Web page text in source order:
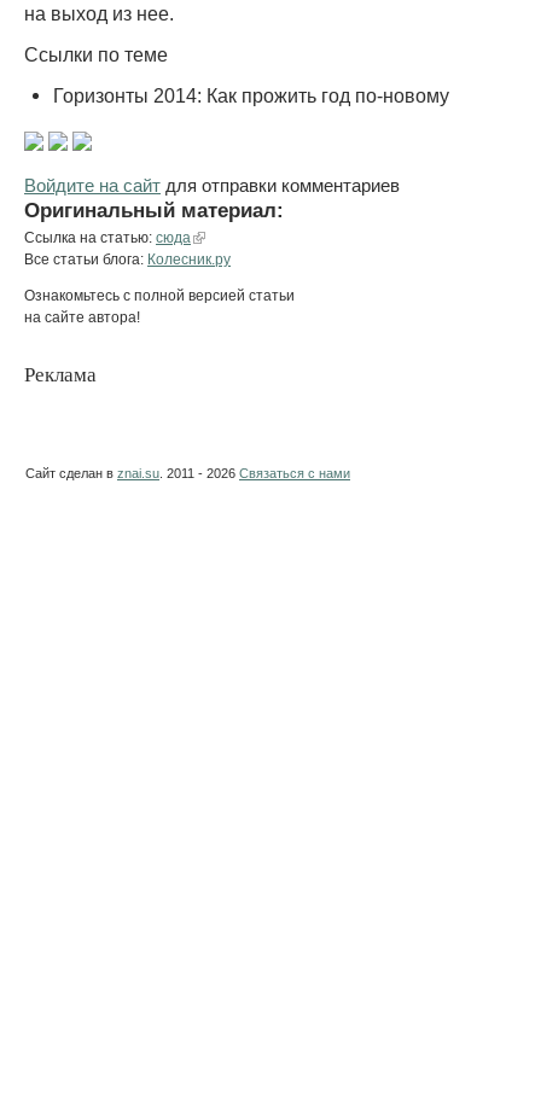
на выход из нее.
Ссылки по теме
Горизонты 2014: Как прожить год по-новому
Войдите на сайт для отправки комментариев
Оригинальный материал:
Ссылка на статью: сюда
Все статьи блога: Колесник.ру
Ознакомьтесь с полной версией статьи
на сайте автора!
Реклама
Сайт сделан в znai.su . 2011 - 2026 Связаться с нами